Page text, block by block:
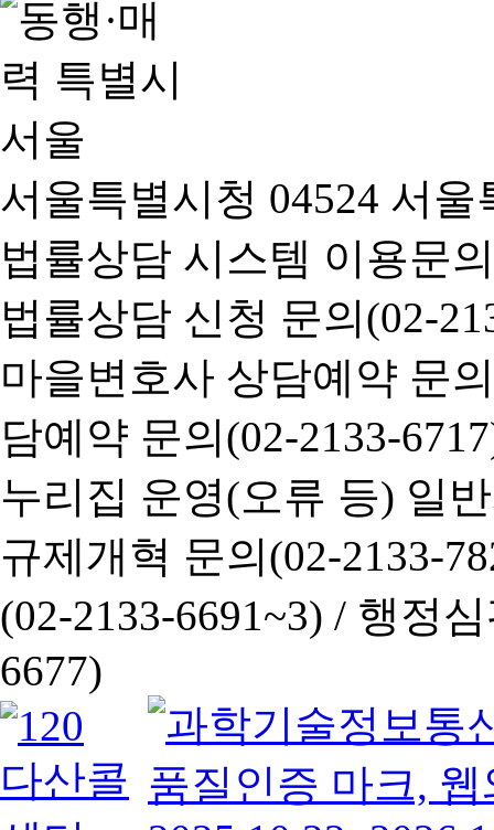
서울특별시청 04524 서
법률상담 시스템 이용문
법률상담 신청 문의(02-
마을변호사 상담예약 문
담예약 문의(02-2133-
누리집 운영(오류 등) 일
규제개혁 문의(02-2133-
(02-2133-6691~3) / 행정심
6677)